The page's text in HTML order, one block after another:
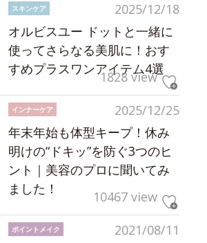
2025/12/18
スキンケア
オルビスユー ドットと一緒に
使ってさらなる美肌に！おす
すめプラスワンアイテム4選
1828 view
2025/12/25
インナーケア
年末年始も体型キープ！休み
明けの“ドキッ”を防ぐ3つのヒ
ント｜美容のプロに聞いてみ
ました！
10467 view
2021/08/11
ポイントメイク